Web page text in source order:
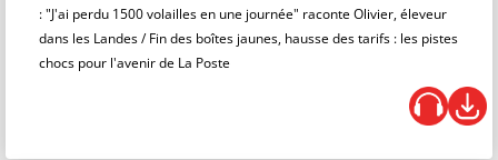
: "J'ai perdu 1500 volailles en une journée" raconte Olivier, éleveur
dans les Landes / Fin des boîtes jaunes, hausse des tarifs : les pistes
chocs pour l'avenir de La Poste